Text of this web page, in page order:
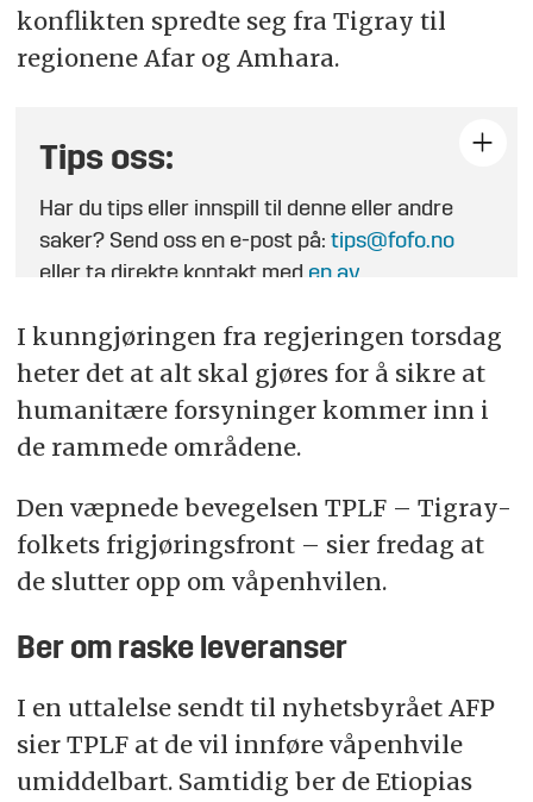
konflikten spredte seg fra Tigray til
regionene Afar og Amhara.
Tips oss:
Har du tips eller innspill til denne eller andre
saker? Send oss en e-post på:tips@fofo.no
eller ta direkte kontakt med en av
I kunngjøringen fra regjeringen torsdag
heter det at alt skal gjøres for å sikre at
humanitære forsyninger kommer inn i
de rammede områdene.
Den væpnede bevegelsen TPLF – Tigray-
folkets frigjøringsfront – sier fredag at
de slutter opp om våpenhvilen.
Ber om raske leveranser
I en uttalelse sendt til nyhetsbyrået AFP
sier TPLF at de vil innføre våpenhvile
umiddelbart. Samtidig ber de Etiopias